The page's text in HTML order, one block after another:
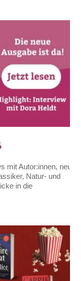
mit Autor:innen, neue
Natur- und
in die